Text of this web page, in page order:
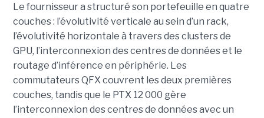
Le fournisseur a structuré son portefeuille en quatre
couches : l’évolutivité verticale au sein d’un rack,
l’évolutivité horizontale à travers des clusters de
GPU, l’interconnexion des centres de données et le
routage d’inférence en périphérie. Les
commutateurs QFX couvrent les deux premières
couches, tandis que le PTX 12 000 gère
l’interconnexion des centres de données avec un